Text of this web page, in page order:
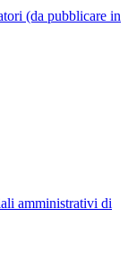
(da pubblicare in
amministrativi di